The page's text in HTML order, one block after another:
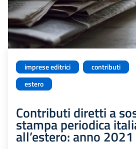
imprese editrici
contributi
estero
Contributi diretti a
stampa periodica
all’estero: anno 2021